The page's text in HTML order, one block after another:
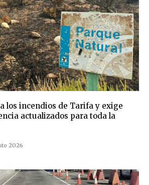
los incendios de Tarifa y exige
actualizados para toda la
2026